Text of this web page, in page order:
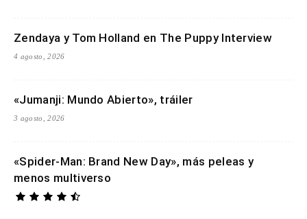
Zendaya y Tom Holland en The Puppy Interview
4 agosto, 2026
«Jumanji: Mundo Abierto», tráiler
3 agosto, 2026
«Spider-Man: Brand New Day», más peleas y
menos multiverso